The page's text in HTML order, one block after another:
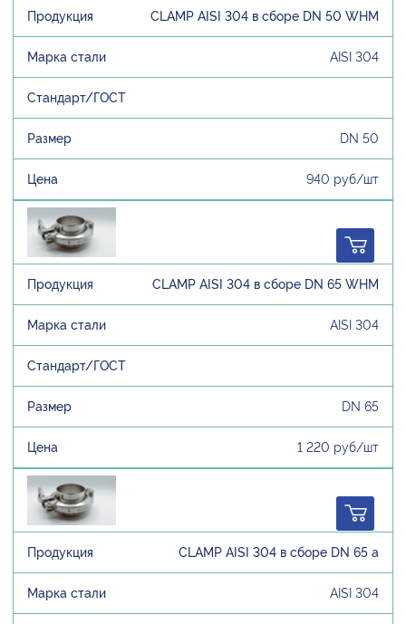
CLAMP AISI 304 в сборе DN 50 WHM
AISI 304
DN 50
940 руб/шт
CLAMP AISI 304 в сборе DN 65 WHM
AISI 304
DN 65
1 220 руб/шт
CLAMP AISI 304 в сборе DN 65 а
AISI 304